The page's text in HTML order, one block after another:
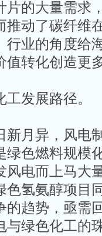
片的大量需求
推动了碳纤维
行业的角度给
值转化创造更
发展路径。
新月异，风电
绿色燃料规模
风电而上马大
色氢氨醇项目
的趋势，亟需
与绿色化工的